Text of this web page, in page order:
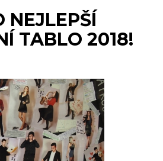
NEJLEPŠÍ
TABLO 2018!